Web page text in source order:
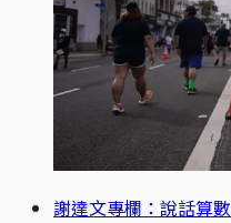
謝達文專欄：說話算數